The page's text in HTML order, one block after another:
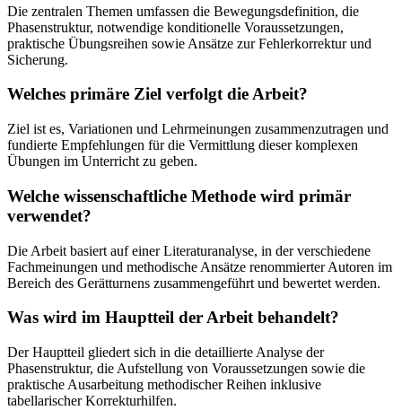
Die zentralen Themen umfassen die Bewegungsdefinition, die
Phasenstruktur, notwendige konditionelle Voraussetzungen,
praktische Übungsreihen sowie Ansätze zur Fehlerkorrektur und
Sicherung.
Welches primäre Ziel verfolgt die Arbeit?
Ziel ist es, Variationen und Lehrmeinungen zusammenzutragen und
fundierte Empfehlungen für die Vermittlung dieser komplexen
Übungen im Unterricht zu geben.
Welche wissenschaftliche Methode wird primär
verwendet?
Die Arbeit basiert auf einer Literaturanalyse, in der verschiedene
Fachmeinungen und methodische Ansätze renommierter Autoren im
Bereich des Gerätturnens zusammengeführt und bewertet werden.
Was wird im Hauptteil der Arbeit behandelt?
Der Hauptteil gliedert sich in die detaillierte Analyse der
Phasenstruktur, die Aufstellung von Voraussetzungen sowie die
praktische Ausarbeitung methodischer Reihen inklusive
tabellarischer Korrekturhilfen.